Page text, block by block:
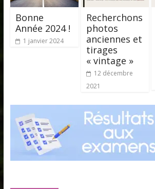
Bonne
Année 2024 !
1 janvier 2024
Recherchons
photos
anciennes et
tirages
« vintage »
12 décembre
2021